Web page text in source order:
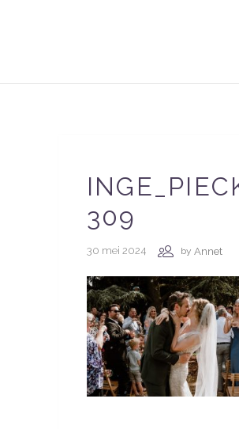
309
30 mei 2024 by Annet